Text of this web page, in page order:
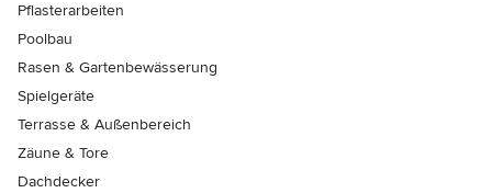
Pflasterarbeiten
Poolbau
Rasen & Gartenbewässerung
Spielgeräte
Terrasse & Außenbereich
Zäune & Tore
Dachdecker